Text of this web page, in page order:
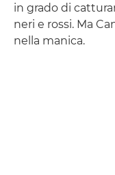
in grado di
neri e rossi. Ma
nella manica.